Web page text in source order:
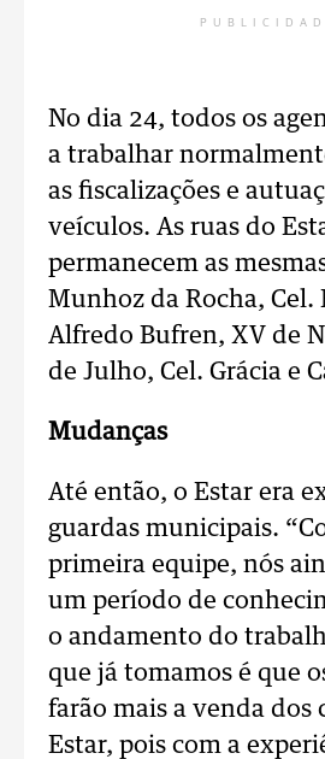
No dia 24, todos os
a trabalhar
as fiscalizações e
veículos. As ruas do
permanecem as
Munhoz da Rocha, Cel.
Alfredo Bufren, XV de
de Julho, Cel. Grácia e
Mudanças
Até então, o Estar era
guardas municipais.
primeira equipe, nós
um período de
o andamento do
que já tomamos é que
farão mais a venda dos
Estar, pois com a